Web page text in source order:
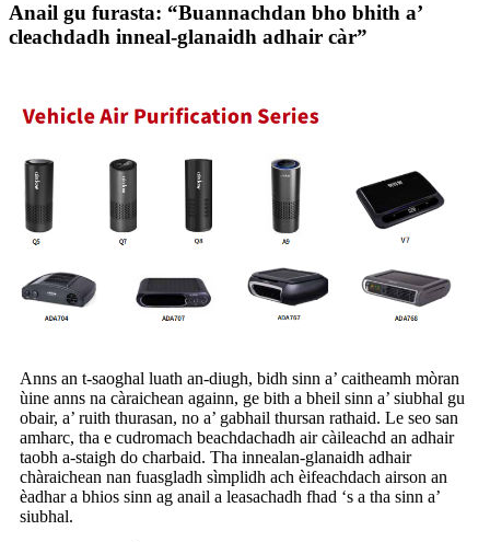
Anail gu furasta: “Buannachdan bho bhith a’
cleachdadh inneal-glanaidh adhair càr”
Anns an t-saoghal luath an-diugh, bidh sinn a’ caitheamh mòran
ùine anns na càraichean againn, ge bith a bheil sinn a’ siubhal gu
obair, a’ ruith thurasan, no a’ gabhail thursan rathaid. Le seo san
amharc, tha e cudromach beachdachadh air càileachd an adhair
taobh a-staigh do charbaid. Tha innealan-glanaidh adhair
chàraichean nan fuasgladh sìmplidh ach èifeachdach airson an
èadhar a bhios sinn ag anail a leasachadh fhad ‘s a tha sinn a’
siubhal.